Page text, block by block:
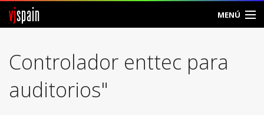
vjspain MENÚ
Foros
Noticias
Controlador enttec para
auditorios"